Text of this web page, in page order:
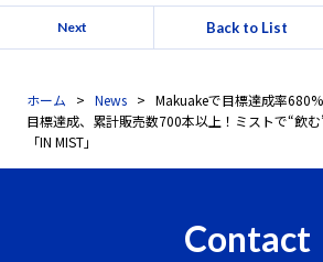
Next Back to List
ホーム News
Makuakeで目標達成率
目標達成、累計販売数700本以上！ミストで“飲
「IN MIST」
Contact